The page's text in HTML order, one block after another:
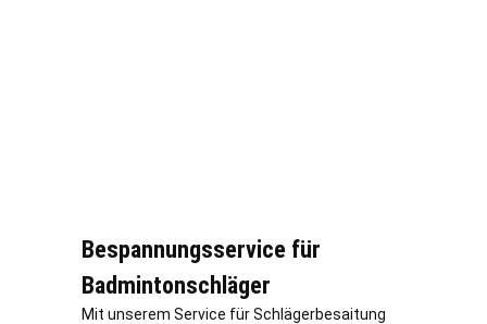
Bespannungsservice für
Badmintonschläger
Mit unserem Service für Schlägerbesaitung